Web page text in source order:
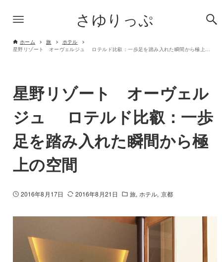
さゆりっぷ
ホーム 旅
ホテル
星野リゾート オーヴェルジュ ロテルド比叡：一歩足を踏み入れた瞬間から極上の空間
星野リゾート オーヴェル
ジュ ロテルド比叡：一歩
足を踏み入れた瞬間から極
上の空間
2016年8月17日 2016年8月21日 旅 ホテル 京都